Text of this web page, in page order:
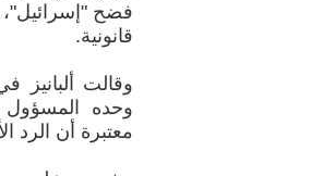
فضح
قانونية.
وقالت ألبانيز
وحده المسؤول
معتبرة أن الرد